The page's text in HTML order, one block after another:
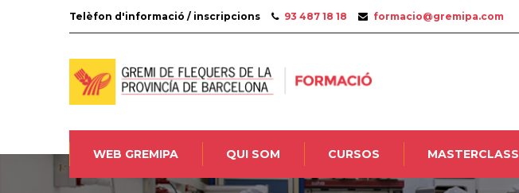
Telèfon d'informació / inscripcions 93 487 18 18 formacio@gremipa.com
WEB GREMIPA QUI SOM CURSOS MASTERCLASS